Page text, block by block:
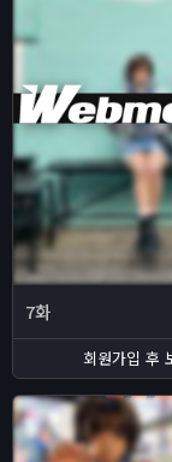
7화
회원가입 후